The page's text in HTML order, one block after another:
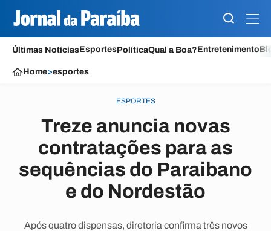
Últimas NotíciasEsportesPolíticaQual a Boa?Entretenimento
Home>esportes
ESPORTES
Treze anuncia novas
contratações para as
sequências do Paraibano
e do Nordestão
Após quatro dispensas, diretoria confirma três novos